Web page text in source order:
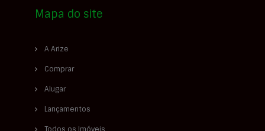
Mapa do site
A Arize
Comprar
Alugar
Lançamentos